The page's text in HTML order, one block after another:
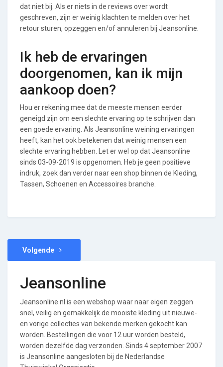
dat niet bij. Als er niets in de reviews over wordt
geschreven, zijn er weinig klachten te melden over het
retour sturen, opzeggen en/of annuleren bij Jeansonline.
Ik heb de ervaringen
doorgenomen, kan ik mijn
aankoop doen?
Hou er rekening mee dat de meeste mensen eerder
geneigd zijn om een slechte ervaring op te schrijven dan
een goede ervaring. Als Jeansonline weining ervaringen
heeft, kan het ook betekenen dat weinig mensen een
slechte ervaring hebben. Let er wel op dat Jeansonline
sinds 03-09-2019 is opgenomen. Heb je geen positieve
indruk, zoek dan verder naar een shop binnen de Kleding,
Tassen, Schoenen en Accessoires branche.
Volgende
Jeansonline
Jeansonline.nl is een webshop waar naar eigen zeggen
snel, veilig en gemakkelijk de mooiste kleding uit nieuwe-
en vorige collecties van bekende merken gekocht kan
worden. Bestellingen die voor 12 uur worden besteld,
worden dezelfde dag verzonden. Sinds 4 september 2007
is Jeansonline aangesloten bij de Nederlandse